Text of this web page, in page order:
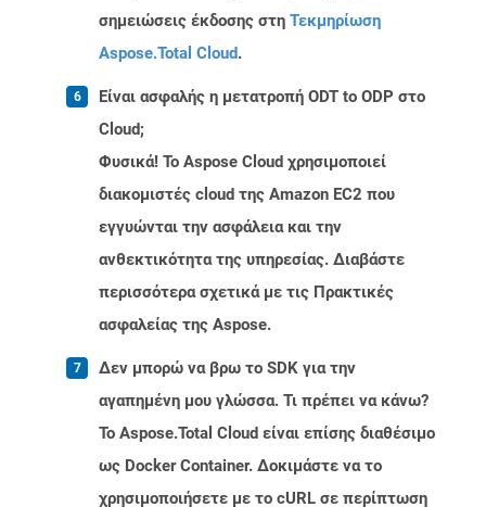
σημειώσεις έκδοσης στη Τεκμηρίωση
Aspose.Total Cloud.
Είναι ασφαλής η μετατροπή ODT to ODP στο
Cloud;
Φυσικά! Το Aspose Cloud χρησιμοποιεί
διακομιστές cloud της Amazon EC2 που
εγγυώνται την ασφάλεια και την
ανθεκτικότητα της υπηρεσίας. Διαβάστε
περισσότερα σχετικά με τις Πρακτικές
ασφαλείας της Aspose.
Δεν μπορώ να βρω το SDK για την
αγαπημένη μου γλώσσα. Τι πρέπει να κάνω?
Το Aspose.Total Cloud είναι επίσης διαθέσιμο
ως Docker Container. Δοκιμάστε να το
χρησιμοποιήσετε με το cURL σε περίπτωση